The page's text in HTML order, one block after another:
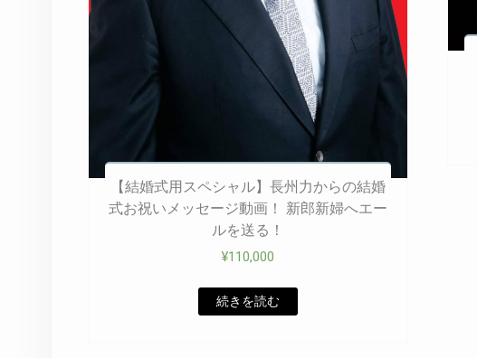
【結婚式用スペシャル】長州力からの結婚
式お祝いメッセージ動画！ 新郎新婦へエー
ルを送る！
¥110,000
続きを読む